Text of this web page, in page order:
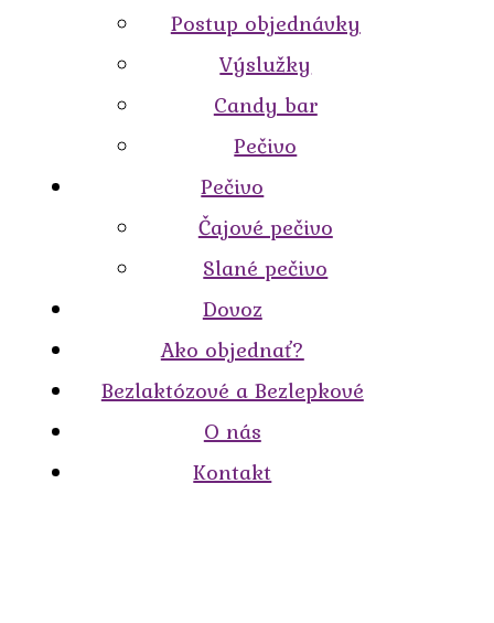
Postup objednávky
Výslužky
Candy bar
Pečivo
Pečivo
Čajové pečivo
Slané pečivo
Dovoz
Ako objednať?
Bezlaktózové a Bezlepkové
O nás
Kontakt